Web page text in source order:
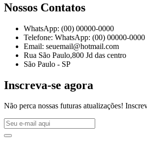
Nossos Contatos
WhatsApp: (00) 00000-0000
Telefone: WhatsApp: (00) 00000-0000
Email: seuemail@hotmail.com
Rua São Paulo,800 Jd das centro
São Paulo - SP
Inscreva-se agora
Não perca nossas futuras atualizações!